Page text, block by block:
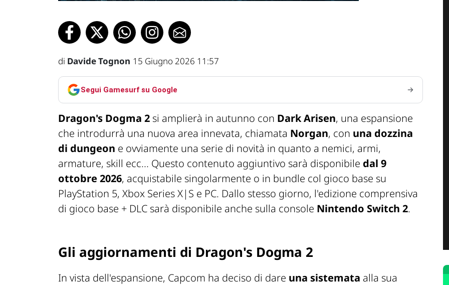
di Davide Tognon 15 Giugno 2026 11:57
Segui Gamesurf su Google
Dragon's Dogma 2 si amplierà in autunno con Dark Arisen, una espansione
che introdurrà una nuova area innevata, chiamata Norgan, con una dozzina
di dungeon e ovviamente una serie di novità in quanto a nemici, armi,
armature, skill ecc... Questo contenuto aggiuntivo sarà disponibile dal 9
ottobre 2026, acquistabile singolarmente o in bundle col gioco base su
PlayStation 5, Xbox Series X|S e PC. Dallo stesso giorno, l'edizione comprensiva
di gioco base + DLC sarà disponibile anche sulla console Nintendo Switch 2.
Gli aggiornamenti di Dragon's Dogma 2
In vista dell'espansione, Capcom ha deciso di dare una sistemata alla sua